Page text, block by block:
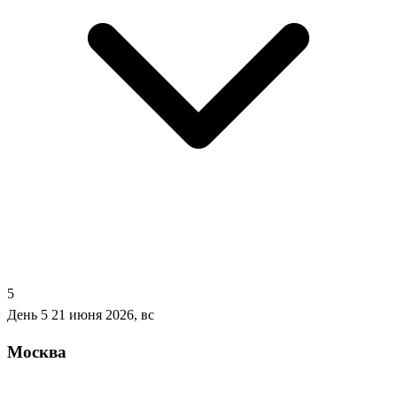
5
День 5 21 июня 2026, вс
Москва